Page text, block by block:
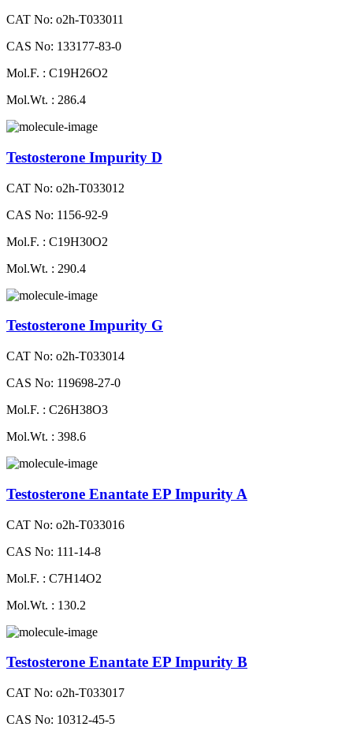
CAT No: o2h-T033011
CAS No: 133177-83-0
Mol.F. : C19H26O2
Mol.Wt. : 286.4
Testosterone Impurity D
CAT No: o2h-T033012
CAS No: 1156-92-9
Mol.F. : C19H30O2
Mol.Wt. : 290.4
Testosterone Impurity G
CAT No: o2h-T033014
CAS No: 119698-27-0
Mol.F. : C26H38O3
Mol.Wt. : 398.6
Testosterone Enantate EP Impurity A
CAT No: o2h-T033016
CAS No: 111-14-8
Mol.F. : C7H14O2
Mol.Wt. : 130.2
Testosterone Enantate EP Impurity B
CAT No: o2h-T033017
CAS No: 10312-45-5